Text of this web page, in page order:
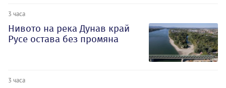
3 часа
Нивото на река Дунав край
Русе остава без промяна
3 часа